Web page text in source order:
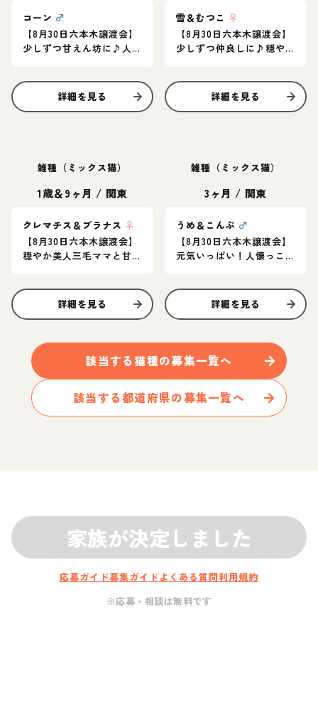
コーン ♂
【8月30日六本木譲渡会】
少しずつ甘えん坊に♪人
詳細を見る
雪＆むつこ ♀
【8月30日六本木譲渡会】
少しずつ仲良しに♪穏や
詳細を見る
雑種（ミックス猫）
1歳＆9ヶ月 / 関東
クレマチス＆プラナス ♀
【8月30日六本木譲渡会】
穏やか美人三毛ママと甘
詳細を見る
雑種（ミックス猫）
3ヶ月 / 関東
うめ＆こんぶ ♂
【8月30日六本木譲渡会】
元気いっぱい！人懐っこ
詳細を見る
該当する 猫種の募集一覧へ
該当する都道府県の募集一覧へ
家族が決定しました
応募ガイド募集ガイド よくある質問利用規約
※応募・相談は無料です